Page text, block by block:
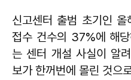
신고센터 출범 초기인
접수 건수의 37%에 해
는 센터 개설 사실이 알
보가 한꺼번에 몰린 것으